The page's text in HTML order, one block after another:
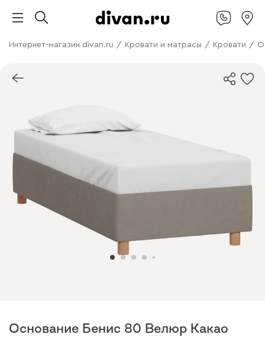
Интернет-магазин divan.ru / Кровати и матрасы / Кровати /
Основание Бенис 80 Велюр Какао